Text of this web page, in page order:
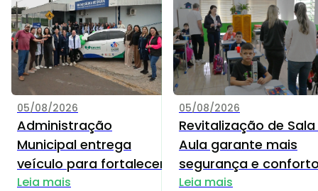
05/08/2026
Administração
Municipal entrega
veículo para fortalecer
atendimentos da
Leia mais
05/08/2026
Revitalização de
Aula garante mais
segurança e
aos Estudantes da
Leia mais